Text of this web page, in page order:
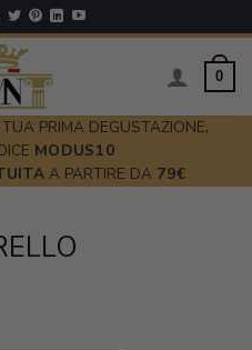
0
PRIMA DEGUSTAZIONE,
MODUS10
A PARTIRE DA 79€